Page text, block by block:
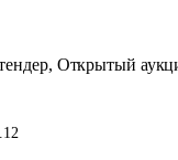
, Открытый